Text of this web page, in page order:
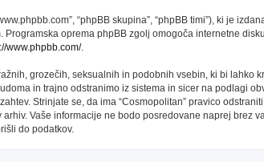
“phpBB skupina”, “phpBB timi”), ki je
. Programska oprema phpBB zgolj omogoča internetne
www.phpbb.com/.
grozečih, seksualnih in podobnih vsebin, ki bi lahko
in trajno odstranimo iz sistema in sicer na podlagi
Strinjate se, da ima “Cosmopolitan” pravico
Vaše informacije ne bodo posredovane naprej brez
do podatkov.